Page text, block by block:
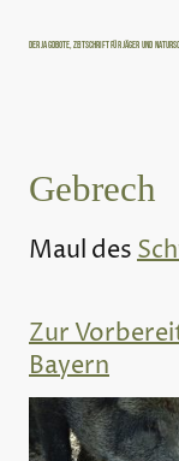
Der Jagdbote, Zeitschrift für Jäger und
Gebrech
Maul des
Zur
Bayern